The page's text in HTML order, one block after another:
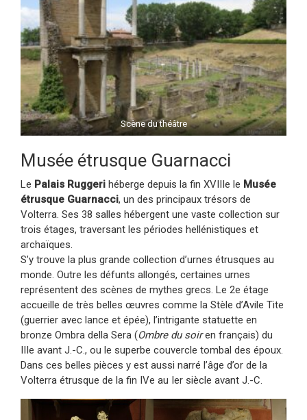
Scène du théâtre
Musée étrusque Guarnacci
Le Palais Ruggeri héberge depuis la fin XVIIIe le Musée
étrusque Guarnacci, un des principaux trésors de
Volterra. Ses 38 salles hébergent une vaste collection sur
trois étages, traversant les périodes hellénistiques et
archaïques.
S’y trouve la plus grande collection d’urnes étrusques au
monde. Outre les défunts allongés, certaines urnes
représentent des scènes de mythes grecs. Le 2e étage
accueille de très belles œuvres comme la Stèle d’Avile Tite
(guerrier avec lance et épée), l’intrigante statuette en
bronze Ombra della Sera (Ombre du soiren français) du
IIIe avant J.-C., ou le superbe couvercle tombal des époux.
Dans ces belles pièces y est aussi narré l’âge d’or de la
Volterra étrusque de la fin IVe au Ier siècle avant J.-C.